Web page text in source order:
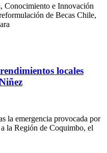
Conocimiento e Innovación
de Becas Chile,
locales
la emergencia provocada por
la Región de Coquimbo, el